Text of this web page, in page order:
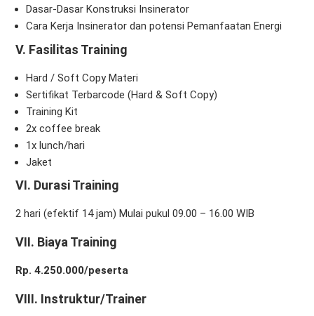
Dasar-Dasar Konstruksi Insinerator
Cara Kerja Insinerator dan potensi Pemanfaatan Energi
V. Fasilitas Training
Hard / Soft Copy Materi
Sertifikat Terbarcode (Hard & Soft Copy)
Training Kit
2x coffee break
1x lunch/hari
Jaket
VI. Durasi Training
2 hari (efektif 14 jam) Mulai pukul 09.00 – 16.00 WIB
VII. Biaya Training
Rp. 4.250.000/peserta
VIII. Instruktur/Trainer